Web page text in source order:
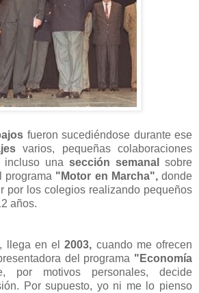
fueron sucediéndose durante ese
varios, pequeñas colaboraciones
incluso una sección semanal
sobre
programa "Motor en Marcha", donde
por los colegios realizando pequeños
años.
llega en el2003, cuando me ofrecen
del programa "Economía
por motivos personales, decide
Por supuesto, yo ni me lo pienso